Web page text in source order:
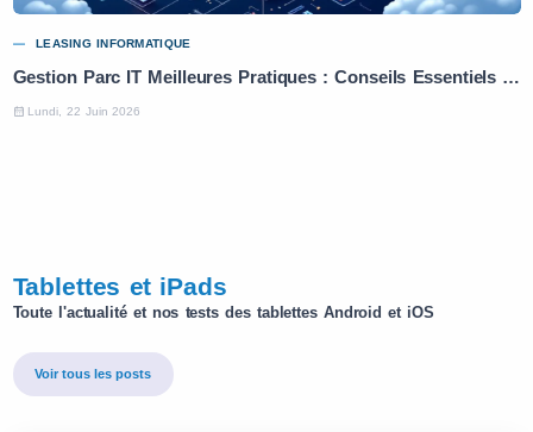
LEASING INFORMATIQUE
Gestion Parc IT Meilleures Pratiques : Conseils Essentiels Pour Optimiser Vos Ressources
Lundi, 22 Juin 2026
Tablettes et iPads
Toute l'actualité et nos tests des tablettes Android et iOS
Voir tous les posts